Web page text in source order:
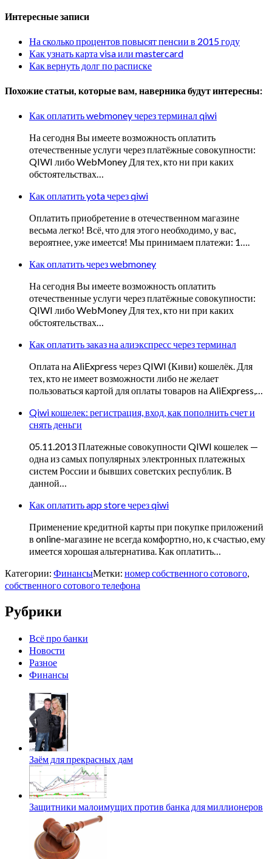
Интересные записи
На сколько процентов повысят пенсии в 2015 году
Как узнать карта visa или mastercard
Как вернуть долг по расписке
Похожие статьи, которые вам, наверника будут интересны:
Как оплатить webmoney через терминал qiwi
На сегодня Вы имеете возможность оплатить
отечественные услуги через платёжные совокупности:
QIWI либо WebMoney Для тех, кто ни при каких
обстоятельствах…
Как оплатить yota через qiwi
Оплатить приобретение в отечественном магазине
весьма легко! Всё, что для этого необходимо, у вас,
вероятнее, уже имеется! Мы принимаем платежи: 1….
Как оплатить через webmoney
На сегодня Вы имеете возможность оплатить
отечественные услуги через платёжные совокупности:
QIWI либо WebMoney Для тех, кто ни при каких
обстоятельствах…
Как оплатить заказ на алиэкспресс через терминал
Оплата на AliExpress через QIWI (Киви) кошелёк. Для
тех, кто не имеет возможности либо не желает
пользоваться картой для оплаты товаров на AliExpress,…
Qiwi кошелек: регистрация, вход, как пополнить счет и
снять деньги
05.11.2013 Платежные совокупности QIWI кошелек —
одна из самых популярных электронных платежных
систем России и бывших советских республик. В
данной…
Как оплатить app store через qiwi
Применение кредитной карты при покупке приложений
в online-магазине не всегда комфортно, но, к счастью, ему
имеется хорошая альтернатива. Как оплатить…
Категории: ФинансыМетки: номер собственного сотового,
собственного сотового телефона
Рубрики
Всё про банки
Новости
Разное
Финансы
Заём для прекрасных дам
Защитники малоимущих против банка для миллионеров